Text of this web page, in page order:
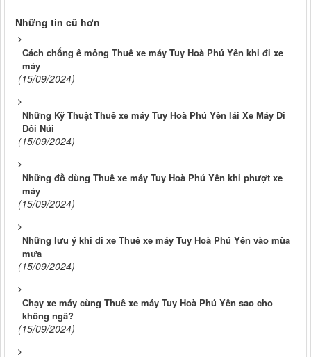
Những tin cũ hơn
Cách chống ê mông Thuê xe máy Tuy Hoà Phú Yên khi đi xe
máy
(15/09/2024)
Những Kỹ Thuật Thuê xe máy Tuy Hoà Phú Yên lái Xe Máy Đi
Đồi Núi
(15/09/2024)
Những đồ dùng Thuê xe máy Tuy Hoà Phú Yên khi phượt xe
máy
(15/09/2024)
Những lưu ý khi đi xe Thuê xe máy Tuy Hoà Phú Yên vào mùa
mưa
(15/09/2024)
Chạy xe máy cùng Thuê xe máy Tuy Hoà Phú Yên sao cho
không ngã?
(15/09/2024)